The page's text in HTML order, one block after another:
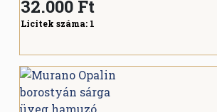
32.000 Ft
Licitek száma: 1